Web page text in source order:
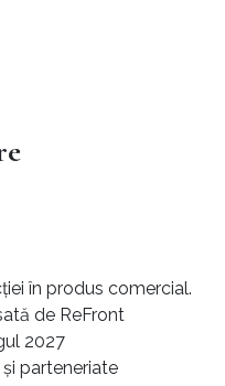
în produs comercial.
de ReFront
2027
parteneriate